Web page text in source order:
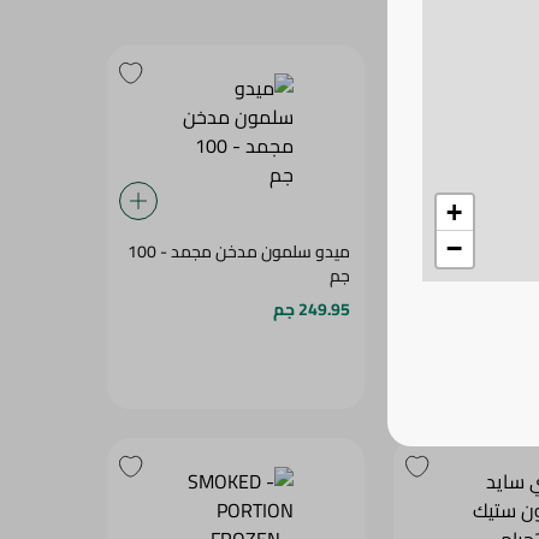
ميدو سلمون مدخن مجمد - 100
جم
249.95 جم
+
−